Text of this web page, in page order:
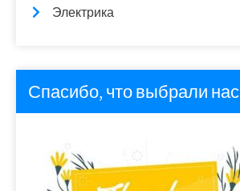
Электрика
Спасибо, что выбрали нас